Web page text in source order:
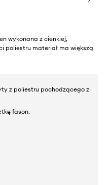
wykonana z cienkiej,
poliestru materiał ma większą
z poliestru pochodzącego z
fason.